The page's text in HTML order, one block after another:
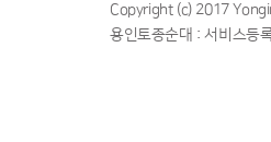
Copyright (c) 2017
용인토종순대 : 서비스